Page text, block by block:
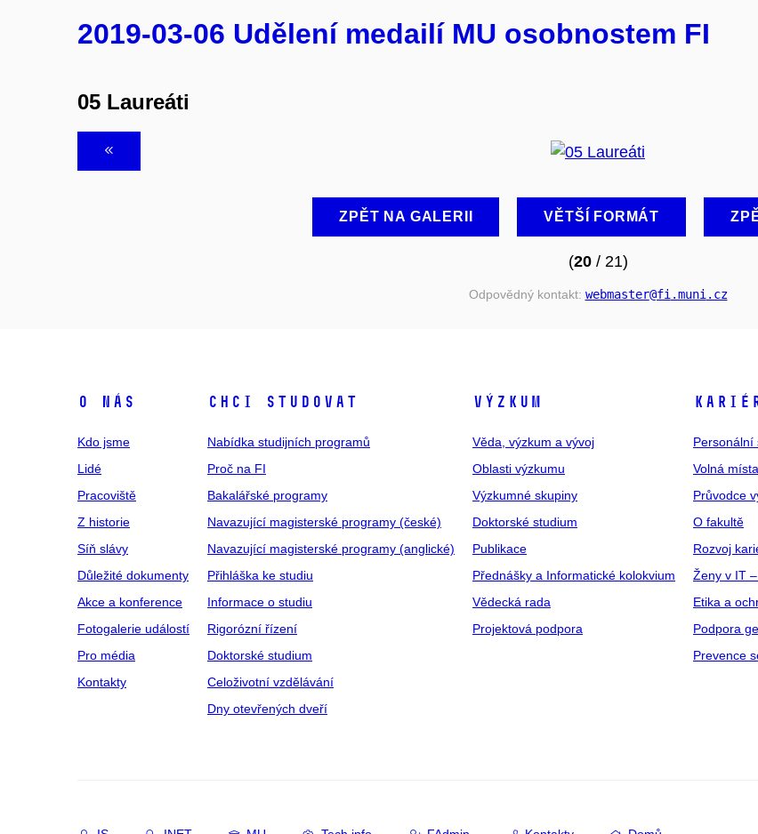
2019-03-06 Udělení medailí MU osobnostem FI
05 Laureáti
ZPĚT NA GALERII VĚTŠÍ FORMÁT
(20/ 21)
Odpovědný kontakt: webmaster@fi .muni .cz
O NÁS
Kdo jsme
Lidé
Pracoviště
Z historie
Síň slávy
Důležité dokumenty
Akce a konference
Fotogalerie událostí
Pro média
Kontakty
CHCI STUDOVAT
Nabídka studijních programů
Proč na FI
Bakalářské programy
Navazující magisterské programy (české)
Navazující magisterské programy (anglické)
Přihláška ke studiu
Informace o studiu
Rigorózní řízení
Doktorské studium
Celoživotní vzdělávání
Dny otevřených dveří
VÝZKUM
Věda, výzkum a vývoj
Oblasti výzkumu
Výzkumné skupiny
Doktorské studium
Publikace
Přednášky a Informatické kolokvium
Vědecká rada
Projektová podpora
Personální
Volná místa
Průvodce
O fakultě
Rozvoj
Ženy v IT
Etika a
Podpora
Prevence